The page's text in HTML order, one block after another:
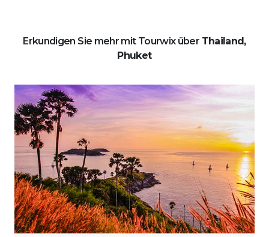
Erkundigen Sie mehr mit Tourwix über Thailand,
Phuket